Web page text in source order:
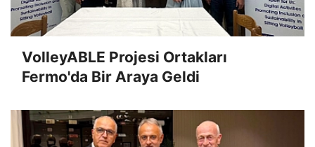
VolleyABLE Projesi Ortakları
Fermo'da Bir Araya Geldi